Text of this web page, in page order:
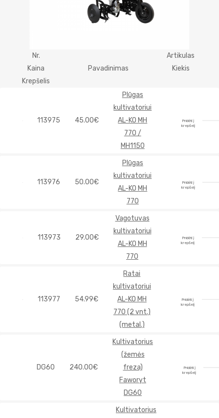
Nr.
Artikulas
Kaina
Pavadinimas
Kiekis
Krepšelis
113975 45.00€
Plūgas
kultivatoriui
AL-KO MH
770 /
MH1150
Pridėti į
krepšelį
113976 50.00€
Plūgas
kultivatoriui
AL-KO MH
770
Pridėti į
krepšelį
113973 29.00€
Vagotuvas
kultivatoriui
AL-KO MH
770
Pridėti į
krepšelį
113977 54.99€
Ratai
kultivatoriui
AL-KO MH
770 (2 vnt.)
(metal.)
Pridėti į
krepšelį
DG60 240.00€
Kultivatorius
(žemės
freza)
Faworyt
DG60
Pridėti į
krepšelį
Kultivatorius